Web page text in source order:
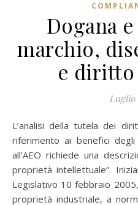
Dogana
marchio,
e diritto
Luglio
L’analisi della tutela dei diritti proprietà intellettuale con
riferimento ai benefici
all’AEO richiede una
proprietà intellettuale”.
Legislativo 10 febbraio
proprietà industriale, a